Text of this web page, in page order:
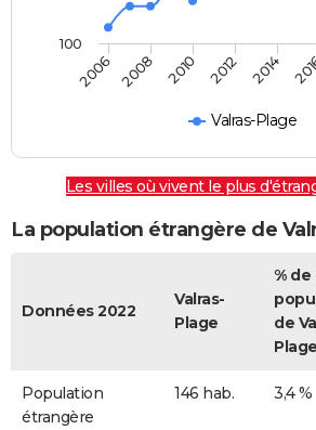
Valras-Plage
2006 2008 2010 2012 2014
100
Les villes où vivent le plus
La population étrangère de
Données 2022
Valras-
Plage
% de
de
Plage
Population
étrangère
146 hab. 3,4 %